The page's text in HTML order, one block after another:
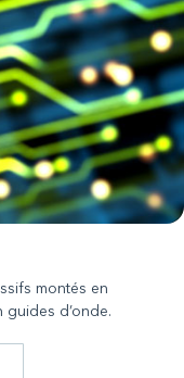
montés en
d’onde.